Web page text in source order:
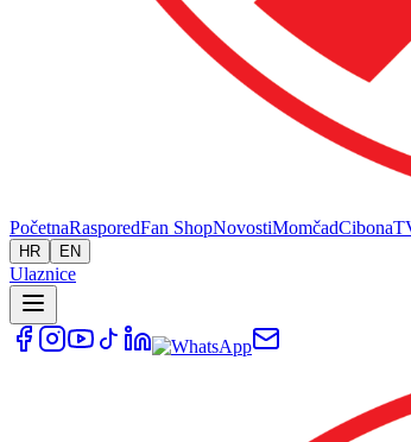
PočetnaRasporedFan ShopNovostiMomčadCibona
HR EN
Ulaznice